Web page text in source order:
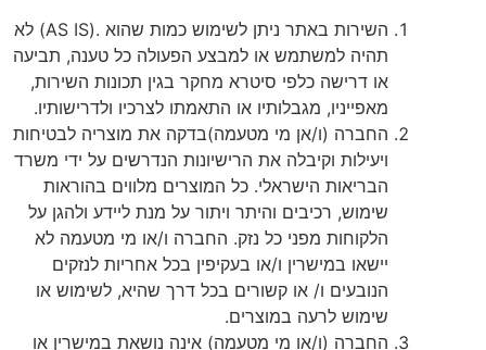
השירות באתר ניתן לשימוש כמות שהוא .(AS IS) לא
תהיה למשתמש או למבצע הפעולה כל טענה, תביעה
או דרישה כלפי סיטרא מחקר בגין תכונות השירות,
מאפייניו, מגבלותיו או התאמתו לצרכיו ולדרישותיו.
החברה (ו/אן מי מטעמה)בדקה את מוצריה לבטיחות
ויעילות וקיבלה את הרישיונות הנדרשים על ידי משרד
הבריאות הישראלי. כל המוצרים מלווים בהוראות
שימוש, רכיבים והיתר ויתור על מנת ליידע ולהגן על
הלקוחות מפני כל נזק. החברה ו/או מי מטעמה לא
יישאו במישרין ו/או בעקיפין בכל אחריות לנזקים
הנובעים ו/ או קשורים בכל דרך שהיא, לשימוש או
שימוש לרעה במוצרים.
החברה (ו/או מי מטעמה) אינה נושאת במישרין או